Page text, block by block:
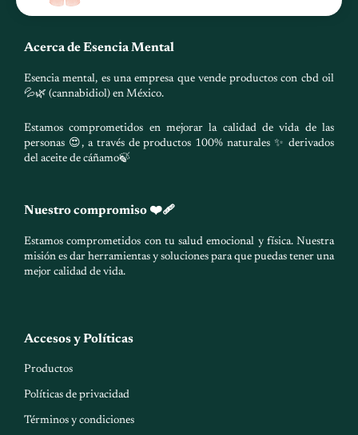
Acerca de Esencia Mental
Esencia mental, es una empresa que vende productos con cbd oil
💦🌿 (cannabidiol) en México.
Estamos comprometidos en mejorar la calidad de vida de las
personas 😍, a través de productos 100% naturales ✨ derivados
del aceite de cáñamo🍃
Nuestro compromiso ❤️‍🩹
Estamos comprometidos con tu salud emocional y física. Nuestra
misión es dar herramientas y soluciones para que puedas tener una
mejor calidad de vida.
Accesos y Políticas
Productos
Políticas de privacidad
Términos y condiciones